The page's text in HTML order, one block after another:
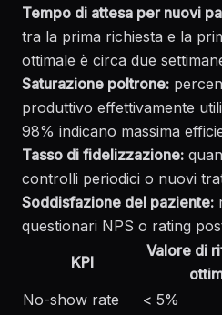
Tempo di attesa per nuovi
tra la prima richiesta e la
ottimale è circa due
Saturazione poltrone:
produttivo effettivamente
98% indicano massima
Tasso di fidelizzazione:
controlli periodici o nuovi
Soddisfazione del paziente:
questionari NPS o rating
KPI
Valore di
No-show rate
< 5%